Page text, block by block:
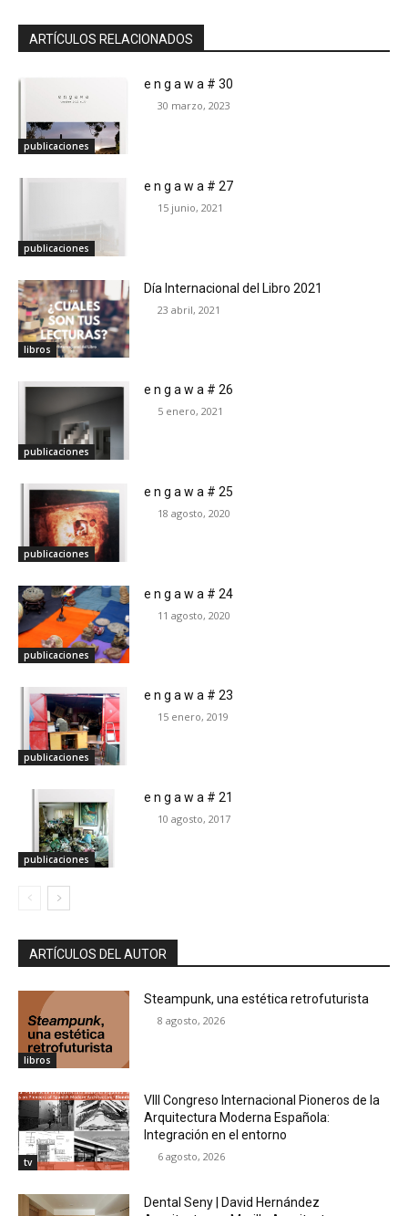
ARTÍCULOS RELACIONADOS
publicaciones
e n g a w a # 30
30 marzo, 2023
publicaciones
e n g a w a # 27
15 junio, 2021
libros
Día Internacional del Libro 2021
23 abril, 2021
publicaciones
e n g a w a # 26
5 enero, 2021
publicaciones
e n g a w a # 25
18 agosto, 2020
publicaciones
e n g a w a # 24
11 agosto, 2020
publicaciones
e n g a w a # 23
15 enero, 2019
publicaciones
e n g a w a # 21
10 agosto, 2017
ARTÍCULOS DEL AUTOR
libros
Steampunk, una estética retrofuturista
8 agosto, 2026
tv
VIII Congreso Internacional Pioneros de la
Arquitectura Moderna Española:
Integración en el entorno
6 agosto, 2026
Dental Seny | David Hernández